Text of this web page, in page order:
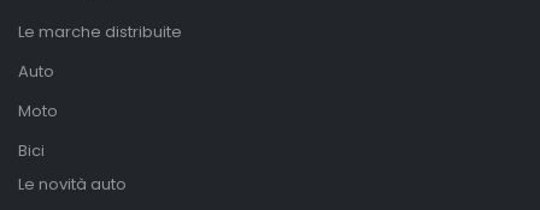
Le marche distribuite
Auto
Moto
Bici
Le novità auto